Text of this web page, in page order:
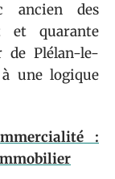
ancien des
et quarante
de Plélan-le-
une logique
: